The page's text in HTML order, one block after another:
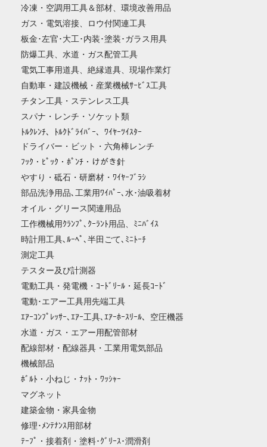
冷凍・空調用工具＆部材、環境改善用品
ガス・電気溶接、ロウ付関連工具
板金･左官･大工･内装･塗装･ガラス用具
防爆工具、水道・ガス配管工具
電気工事用道具、絶縁道具、現場作業灯
自動車・建設機械・産業機械ｻｰﾋﾞｽ工具
チタン工具・ステンレス工具
スパナ・レンチ・ソケット類
ﾄﾙｸﾚﾝﾁ、ﾄﾙｸﾄﾞﾗｲﾊﾞｰ、ﾜｲﾔｰﾂｲｽﾀｰ
ドライバー・ビット・六角棒レンチ
ﾌｯｸ・ﾋﾟｯｸ・ﾎﾟﾝﾁ・けがき針
やすり・砥石・研磨材・ﾜｲﾔｰﾌﾞﾗｼ
部品洗浄用品､工業用ﾜｲﾊﾟｰ､水･油吸着材
オイル・グリース関連用品
工作機械用ｸﾗﾝﾌﾟ､ｸｰﾗﾝﾄ用品、ﾐﾆﾊﾞｲｽ
時計用工具､ﾙｰﾍﾟ､半田ごて､ﾐﾆﾄｰﾁ
測定工具
テスター及び計測器
電動工具・発電機・ｺｰﾄﾞﾘｰﾙ・延長ｺｰﾄﾞ
電動･エアー工具用先端工具
ｴｱｰｺﾝﾌﾟﾚｯｻｰ､ｴｱｰ工具､ｴｱｰﾎｰｽﾘｰﾙ、空圧機器
水道・ガス・エアー用配管部材
配線部材・配線器具・工業用電気部品
機械部品
ﾎﾞﾙﾄ・小ねじ・ﾅｯﾄ・ﾜｯｼｬｰ
マグネット
建築金物・家具金物
修理･ﾒﾝﾃﾅﾝｽ用部材
ﾃｰﾌﾟ・接着剤・塗料･ｸﾞﾘｰｽ･潤滑剤